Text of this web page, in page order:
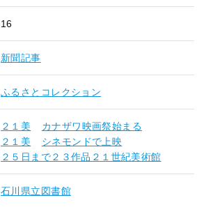
16
新聞記事
ふるさとコレクション
２１美
カナザワ映画祭始まる
２１美
シネモンドで上映
２５日まで２３作品２１世紀美術館
石川県立図書館